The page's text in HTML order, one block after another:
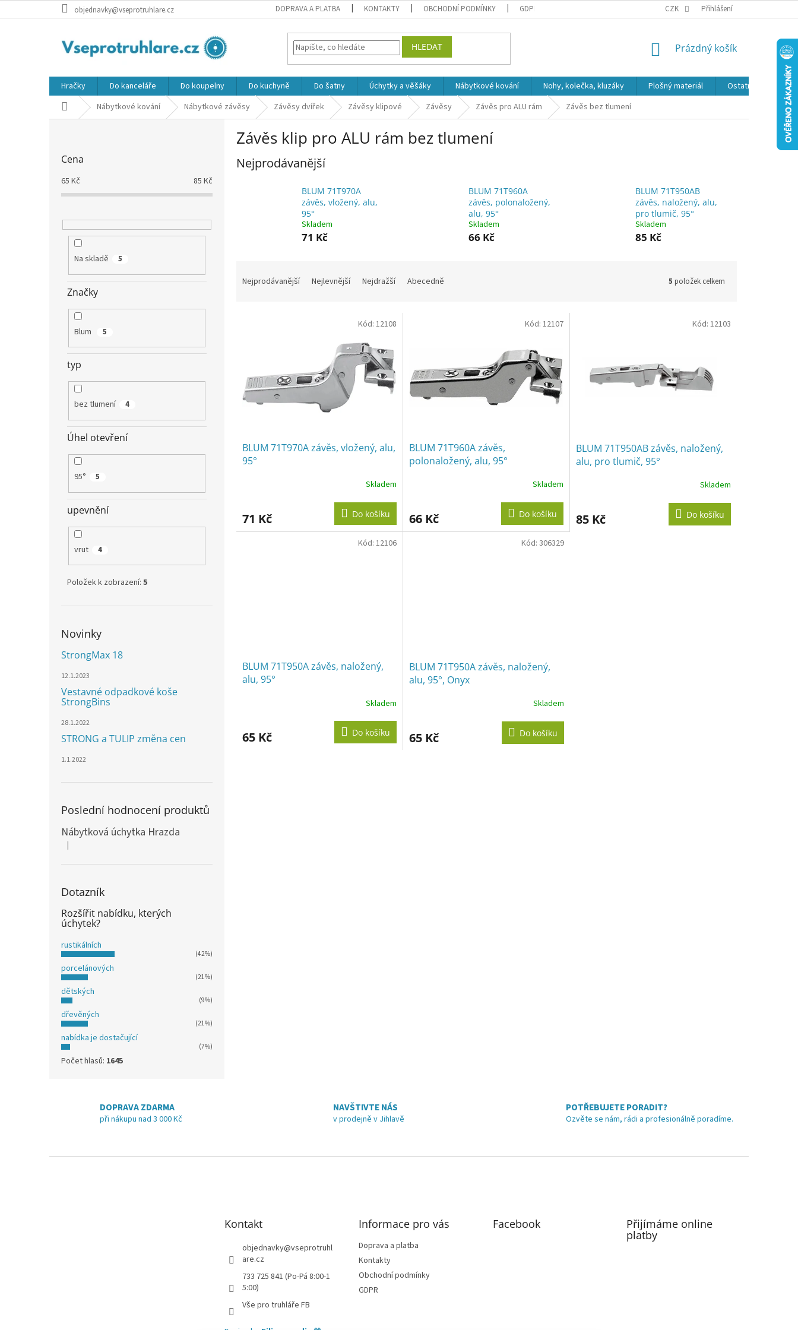
na
objednavky@vseprotruhlare.cz DOPRAVA A PLATBA KONTAKTY OBCHODNÍ PODMÍNKY GDPR CZK Přihlášení
HLEDAT
NÁKUPNÍ
Prázdný košík
Hračky Do kanceláře Do koupelny Do kuchyně Do šatny Úchytky a věšáky Nábytkové kování Nohy, kolečka, kluzáky Plošný materiál Ostatní
Domů Nábytkové kování Nábytkové závěsy Závěsy dvířek Závěsy klipové Závěsy Závěs pro ALU rám Závěs bez tlumení
Cena
65 Kč 85 Kč
Na skladě 5
Značky
Blum 5
typ
bez tlumení 4
Úhel otevření
95° 5
upevnění
vrut 4
Položek k zobrazení: 5
Novinky
StrongMax 18
12.1.2023
Vestavné odpadkové koše
StrongBins
28.1.2022
STRONG a TULIP změna cen
1.1.2022
Poslední hodnocení produktů
Nábytková úchytka Hrazda
Hodnocení produktu je 5 z 5 hvězdiček.
|
Dotazník
Rozšířit nabídku, kterých
úchytek?
rustikálních
(42%)
porcelánových
(21%)
dětských
(9%)
dřevěných
(21%)
nabídka je dostačující
(7%)
Počet hlasů: 1645
Závěs klip pro ALU rám bez tlumení
Nejprodávanější
BLUM 71T970A
závěs, vložený, alu,
95°
Skladem
71 Kč
BLUM 71T960A
závěs, polonaložený,
alu, 95°
Skladem
66 Kč
BLUM 71T950AB
závěs, naložený, alu,
pro tlumič, 95°
Skladem
85 Kč
u
Nejprodávanější Nejlevnější Nejdražší Abecedně 5 položek celkem
BLUM 71T970A závěs, vložený, alu,
95°
Skladem
71 Kč Do košíku
Kód: 12108
BLUM 71T960A závěs,
polonaložený, alu, 95°
Skladem
66 Kč Do košíku
Kód: 12107
BLUM 71T950AB závěs, naložený,
alu, pro tlumič, 95°
Skladem
85 Kč Do košíku
Kód: 12103
BLUM 71T950A závěs, naložený,
alu, 95°
Skladem
65 Kč Do košíku
Kód: 12106
BLUM 71T950A závěs, naložený,
alu, 95°, Onyx
Skladem
65 Kč Do košíku
Kód: 306329
DOPRAVA ZDARMA
při nákupu nad 3 000 Kč
NAVŠTIVTE NÁS
v prodejně v Jihlavě
POTŘEBUJETE PORADIT?
Ozvěte se nám, rádi a profesionálně poradíme.
Kontakt
objednavky@vseprotruhl
are.cz
733 725 841 (Po-Pá 8:00-1
5:00)
Vše pro truhláře FB
Informace pro vás
Doprava a platba
Kontakty
Obchodní podmínky
GDPR
Facebook Přijímáme online
platby